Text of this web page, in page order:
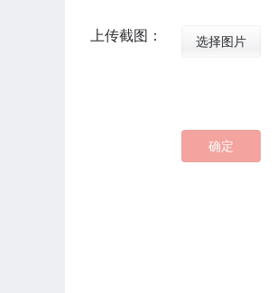
上传截图： 选择图片
确定